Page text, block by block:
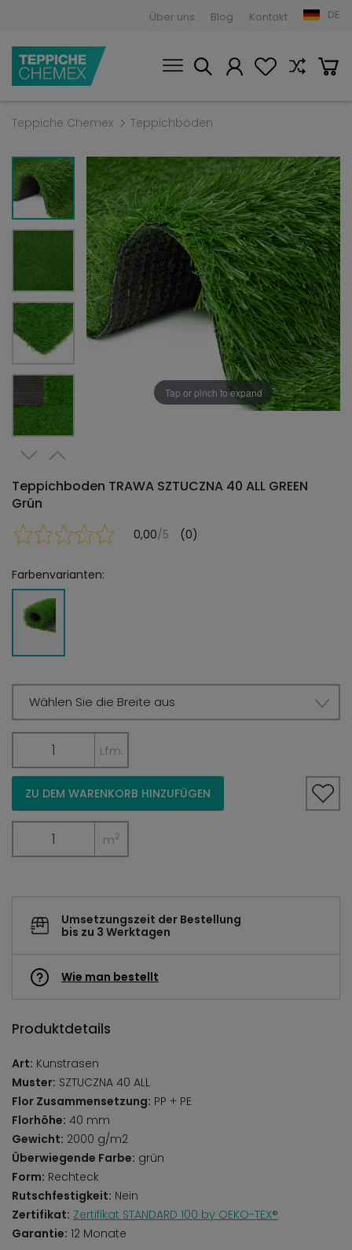
Über uns Blog Kontakt DE
Teppiche Chemex Teppichböden
Tap or pinch to expand
Teppichboden TRAWA SZTUCZNA 40 ALL GREEN
Grün
0,00/5 (0)
Farbenvarianten:
Wählen Sie die Breite aus
Lfm.
ZU DEM WARENKORB HINZUFÜGEN
m2
Umsetzungszeit der Bestellung
bis zu 3 Werktagen
Wie man bestellt
Produktdetails
Art: Kunstrasen
Muster: SZTUCZNA 40 ALL
Flor Zusammensetzung: PP + PE
Florhöhe: 40 mm
Gewicht: 2000 g/m2
Überwiegende Farbe: grün
Form: Rechteck
Rutschfestigkeit: Nein
Zertifikat: Zertifikat STANDARD 100 by OEKO-TEX®
Garantie: 12 Monate